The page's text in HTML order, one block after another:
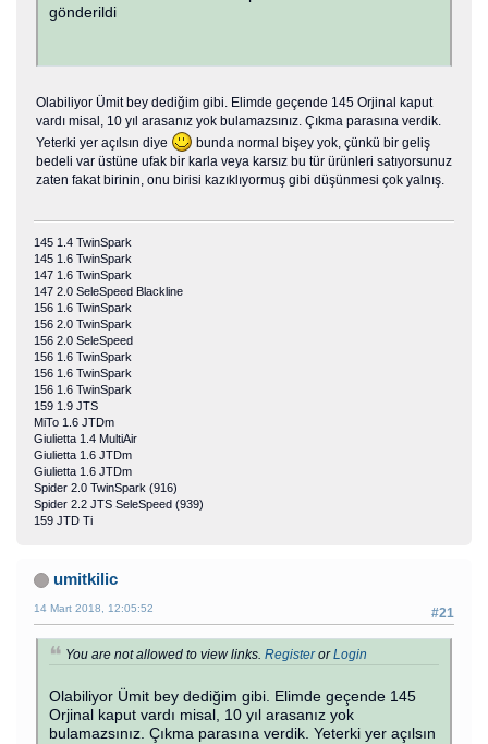
gönderildi
Olabiliyor Ümit bey dediğim gibi. Elimde geçende 145 Orjinal kaput
vardı misal, 10 yıl arasanız yok bulamazsınız. Çıkma parasına verdik.
Yeterki yer açılsın diye
bunda normal bişey yok, çünkü bir geliş
bedeli var üstüne ufak bir karla veya karsız bu tür ürünleri satıyorsunuz
zaten fakat birinin, onu birisi kazıklıyormuş gibi düşünmesi çok yalnış.
145 1.4 TwinSpark
145 1.6 TwinSpark
147 1.6 TwinSpark
147 2.0 SeleSpeed Blackline
156 1.6 TwinSpark
156 2.0 TwinSpark
156 2.0 SeleSpeed
156 1.6 TwinSpark
156 1.6 TwinSpark
156 1.6 TwinSpark
159 1.9 JTS
MiTo 1.6 JTDm
Giulietta 1.4 MultiAir
Giulietta 1.6 JTDm
Giulietta 1.6 JTDm
Spider 2.0 TwinSpark (916)
Spider 2.2 JTS SeleSpeed (939)
159 JTD Ti
umitkilic
#21
14 Mart 2018, 12:05:52
You are not allowed to view links. RegisterorLogin
Olabiliyor Ümit bey dediğim gibi. Elimde geçende 145
Orjinal kaput vardı misal, 10 yıl arasanız yok
bulamazsınız. Çıkma parasına verdik. Yeterki yer açılsın